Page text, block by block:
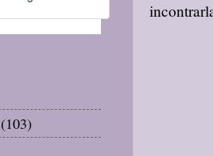
(103)